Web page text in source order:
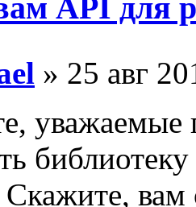
API для
» 25 авг